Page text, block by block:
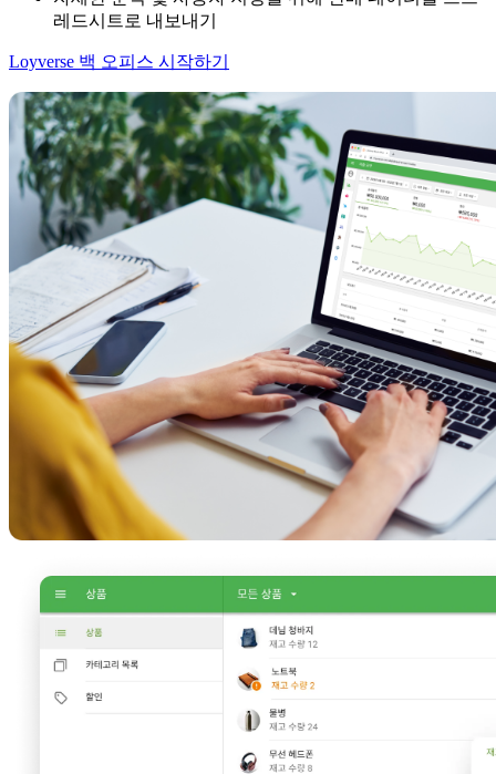
레드시트로 내보내기
Loyverse 백 오피스 시작하기